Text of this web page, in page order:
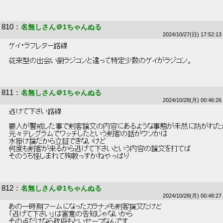
810 ： 名無しさん＠1ちゃんぬる
2024/10/27(日) 17:52:13
ゲイ・ラブレター路線
従来型の出会い厨ラジコンと違って特定少数のゲイがラジコン。
811 ： 名無しさん＠1ちゃんぬる
2024/10/28(月) 00:46:26
逃げて下さい路線
要人が警戒した事で剣客論文の内容にあるような事態が未然に防がれ
元々テレグラムでワッチしたという剣客の話がウソかは
水掛け論だから立証できないけど
何度も剣客が来るから逃げて下さいという内容の論文を打てば
そのうち怪しまれて殉教っすかねやっぱり
812 ： 名無しさん＠1ちゃんぬる
2024/10/28(月) 00:48:27
あの一時期ブームになったカラナメも剣客論文だけど
「逃げて下さい」は害意の告知じゃないから